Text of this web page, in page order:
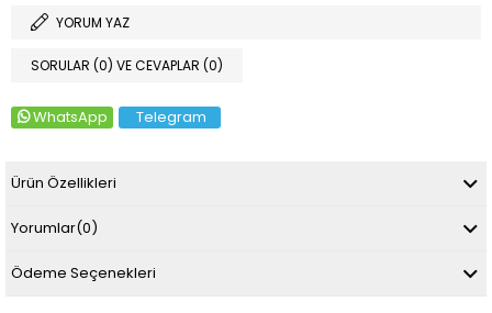
YORUM YAZ
SORULAR (0) VE CEVAPLAR (0)
WhatsApp Telegram
Ürün Özellikleri
Yorumlar(0)
Ödeme Seçenekleri